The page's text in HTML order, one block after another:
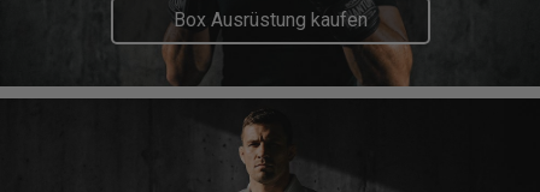
Box Ausrüstung kaufen